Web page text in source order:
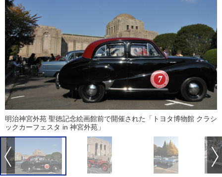
明治神宮外苑 聖徳記念絵画館前で開催された「トヨタ博物館 クラシ
ックカーフェスタ in 神宮外苑」